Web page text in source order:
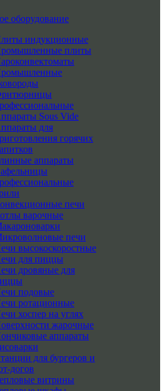
оборудование
индукционные
плиты
Sous Vide
для
горячих
аппараты
печи
варочные
печи
высокоскоростные
для пиццы
дровяные для
подовые
ротационные
хоспер на углях
жарочные
аппараты
для бургеров и
догов
витрины